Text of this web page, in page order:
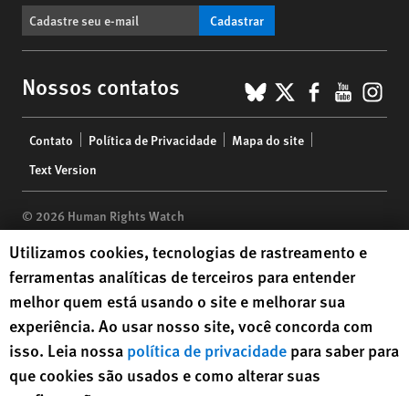
Cadastrar
Nossos contatos BlueSky
X
menu
Contato Política de Privacidade
Mapa do site
Text Version
© 2026 Human Rights Watch
Human Rights Watch| 350 Fifth Avenue, 34th Floor | New York,
10118-3299USA|t1.212.290.4700
Human Rights Watch is a 501(C)(3) nonprofit registered in the US
under EIN: 13-2875808
Human Rights Watch cookie preferences
Utilizamos cookies, tecnologias de rastreamento e
ferramentas analíticas de terceiros para entender
melhor quem está usando o site e melhorar sua
experiência. Ao usar nosso site, você concorda com
isso. Leia nossa política de privacidade para saber para
que cookies são usados e como alterar suas